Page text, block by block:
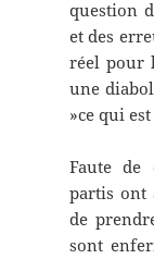
question
et des
réel pour
une
»ce qui
Faute de
partis ont
de
sont